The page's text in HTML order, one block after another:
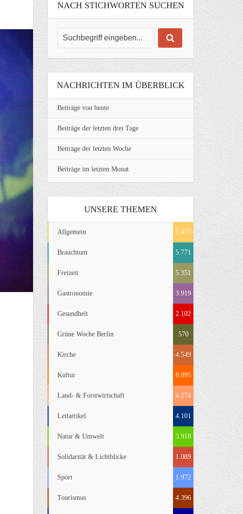
NACH STICHWORTEN SUCHEN
NACHRICHTEN IM ÜBERBLICK
Beiträge von heute
Beiträge der letzten drei Tage
Beiträge der letzten Woche
Beiträge im letzten Monat
UNSERE THEMEN
Allgemein 7.473
Brauchtum 5.771
Freizeit 5.351
Gastronomie 3.919
Gesundheit 2.102
Grüne Woche Berlin 570
Kirche 4.549
Kultur 8.095
Land- & Forstwirtschaft 4.274
Leitartikel 4.101
Natur & Umwelt 3.918
Solidarität & Lichtblicke 1.089
Sport 1.972
Tourismus 4.396